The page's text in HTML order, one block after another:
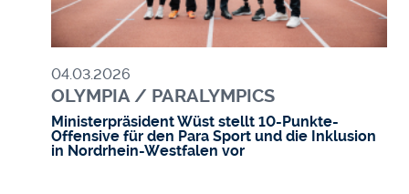
04.03.2026
OLYMPIA / PARALYMPICS
Ministerpräsident Wüst stellt 10-Punkte-
Offensive für den Para Sport und die Inklusion
in Nordrhein-Westfalen vor